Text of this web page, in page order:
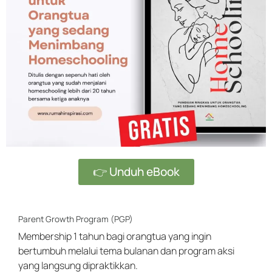
👉 Unduh eBook
Parent Growth Program (PGP)
Membership 1 tahun bagi orangtua yang ingin
bertumbuh melalui tema bulanan dan program aksi
yang langsung dipraktikkan.